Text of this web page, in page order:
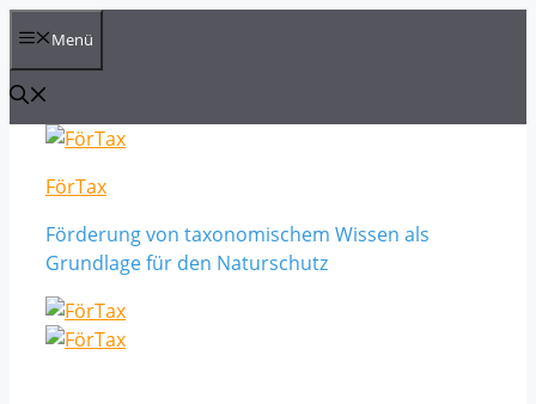
Inhalt
springen
Menü
FörTax
Förderung von taxonomischem Wissen als
Grundlage für den Naturschutz